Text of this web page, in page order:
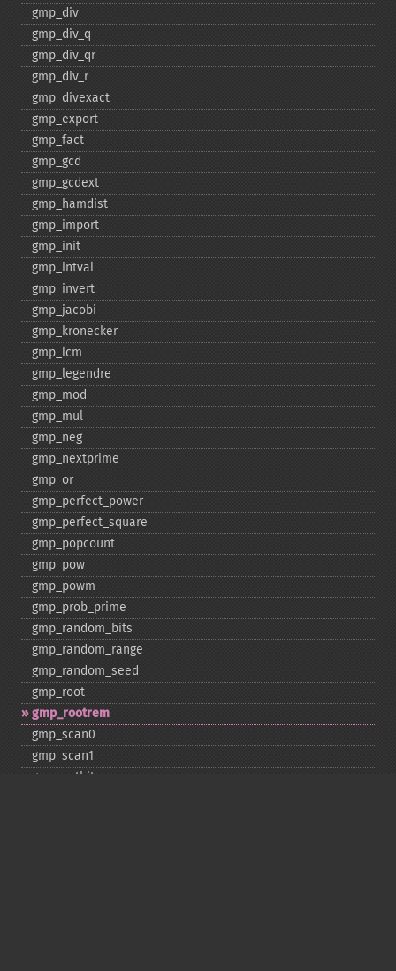
gmp_​div
gmp_​div_​q
gmp_​div_​qr
gmp_​div_​r
gmp_​divexact
gmp_​export
gmp_​fact
gmp_​gcd
gmp_​gcdext
gmp_​hamdist
gmp_​import
gmp_​init
gmp_​intval
gmp_​invert
gmp_​jacobi
gmp_​kronecker
gmp_​lcm
gmp_​legendre
gmp_​mod
gmp_​mul
gmp_​neg
gmp_​nextprime
gmp_​or
gmp_​perfect_​power
gmp_​perfect_​square
gmp_​popcount
gmp_​pow
gmp_​powm
gmp_​prob_​prime
gmp_​random_​bits
gmp_​random_​range
gmp_​random_​seed
gmp_​root
gmp_​rootrem
gmp_​scan0
gmp_​scan1
gmp_​setbit